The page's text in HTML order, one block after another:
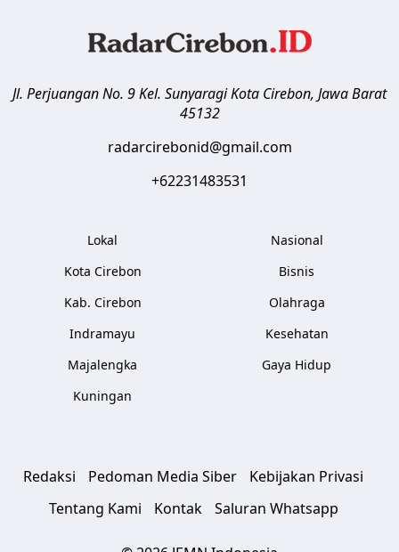
Jl. Perjuangan No. 9 Kel. SunyaragiKota Cirebon, Jawa Barat
45132
radarcirebonid@gmail.com
+62231483531
Lokal
Kota Cirebon
Kab. Cirebon
Indramayu
Majalengka
Kuningan
Nasional
Bisnis
Olahraga
Kesehatan
Gaya Hidup
Redaksi Pedoman Media Siber
Kebijakan Privasi
Tentang Kami
Kontak Saluran Whatsapp